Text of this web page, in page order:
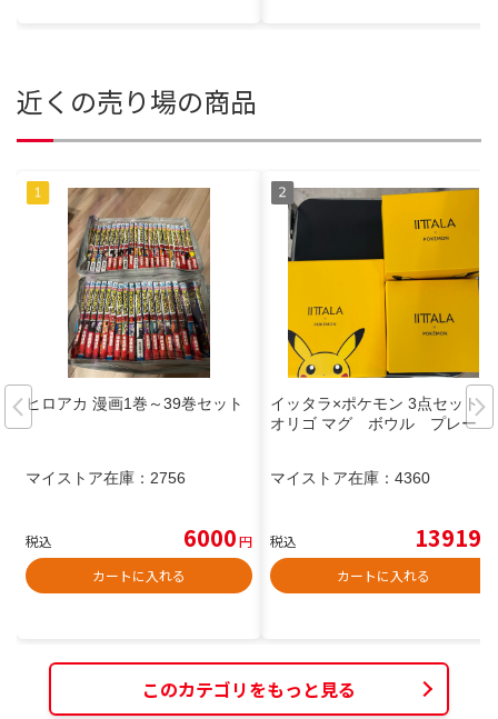
近くの売り場の商品
ヒロアカ 漫画1巻～39巻セット
マイストア在庫： 2756
税込 6000円
カートに入れる
イッタラ×ポケモン 3点セット
オリゴ マグ ボウル プレート
マイストア在庫： 4360
税込 13919
カートに入れる
このカテゴリをもっと見る